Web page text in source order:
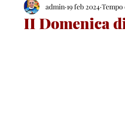
Vangelo anno B
II Domenica
admin 19 feb 2024 Tempo